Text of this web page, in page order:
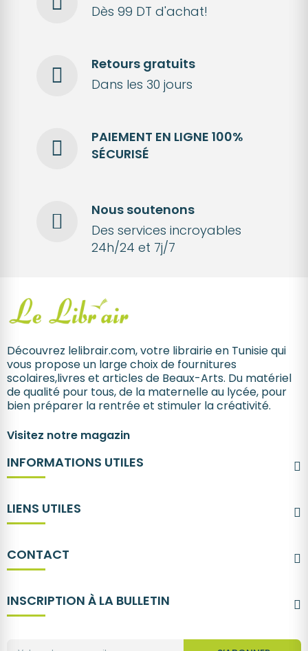
Dès 99 DT d'achat!
Retours gratuits
Dans les 30 jours
PAIEMENT EN LIGNE 100%
SÉCURISÉ
Nous soutenons
Des services incroyables
24h/24 et 7j/7
Découvrez lelibrair.com, votre librairie en Tunisie qui
vous propose un large choix de fournitures
scolaires,livres et articles de Beaux-Arts. Du matériel
de qualité pour tous, de la maternelle au lycée, pour
bien préparer la rentrée et stimuler la créativité.
Visitez notre magazin
INFORMATIONS UTILES
LIENS UTILES
CONTACT
INSCRIPTION À LA BULLETIN